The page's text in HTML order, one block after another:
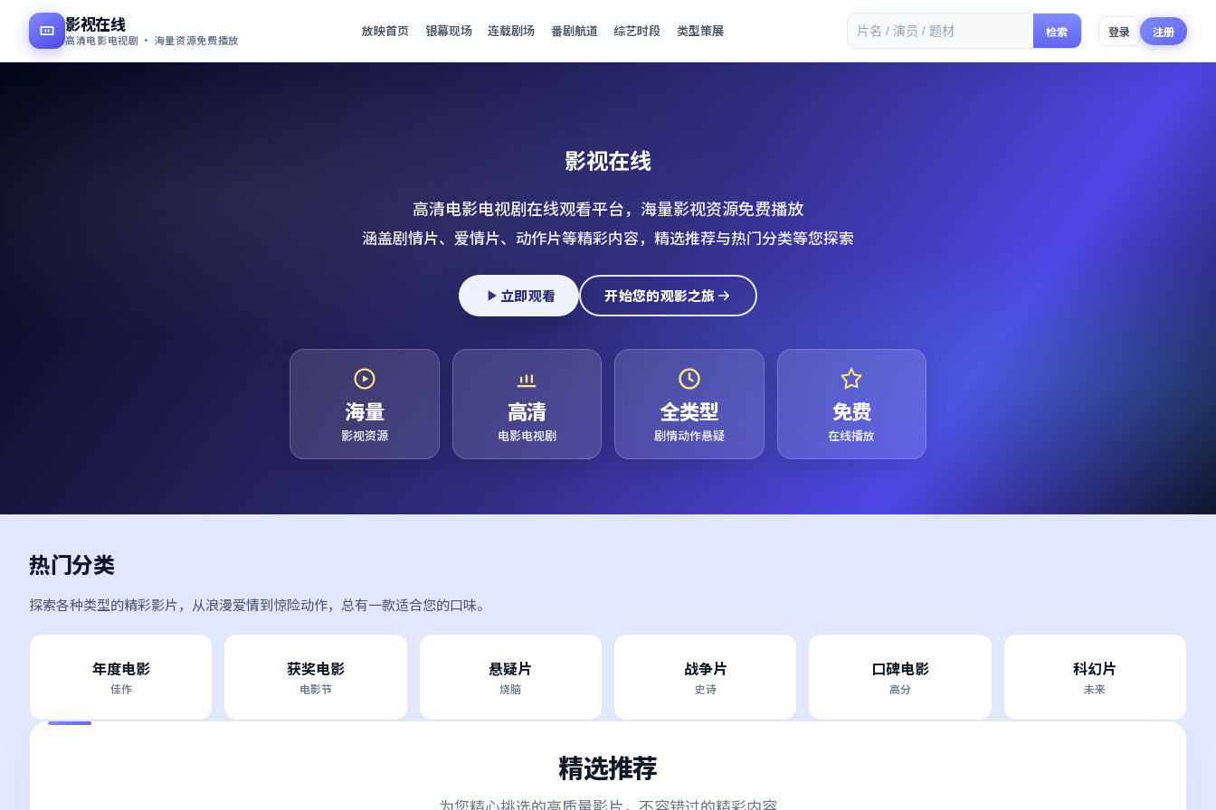
影视在线
高清电影电视剧 · 海量资源免费播放
放映首页 银幕现场 连载剧场 番剧航道 综艺时段 类型策展 检索 登录 注册
影视在线
高清电影电视剧在线观看平台，海量影视资源免费播放
涵盖剧情片、爱情片、动作片等精彩内容，精选推荐与热门分类等您探索
立即观看 开始您的观影之旅
海量
影视资源
高清
电影电视剧
全类型
剧情动作悬疑
免费
在线播放
热门分类
探索各种类型的精彩影片，从浪漫爱情到惊险动作，总有一款适合您的口味。
年度电影
佳作
获奖电影
电影节
悬疑片
烧脑
战争片
史诗
口碑电影
高分
科幻片
未来
精选推荐